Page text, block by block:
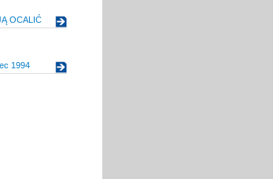
OCALIĆ
1994